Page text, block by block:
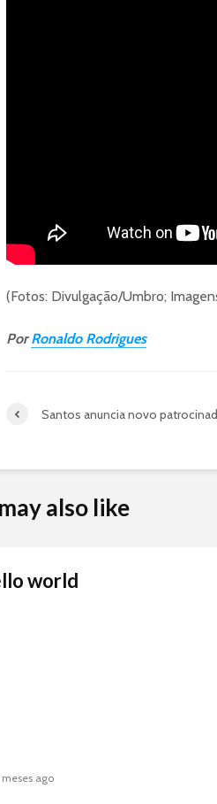
(Fotos: Divulgação/Umbro;
PorRonaldo Rodrigues
Santos anuncia novo
also like
world
meses ago